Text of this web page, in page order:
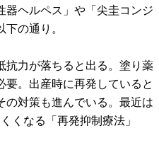
器ヘルペス」や「尖圭コンジ
の通り。
力が落ちると出る。塗り薬
要。出産時に再発していると
の対策も進んでいる。最近は
くなる「再発抑制療法」